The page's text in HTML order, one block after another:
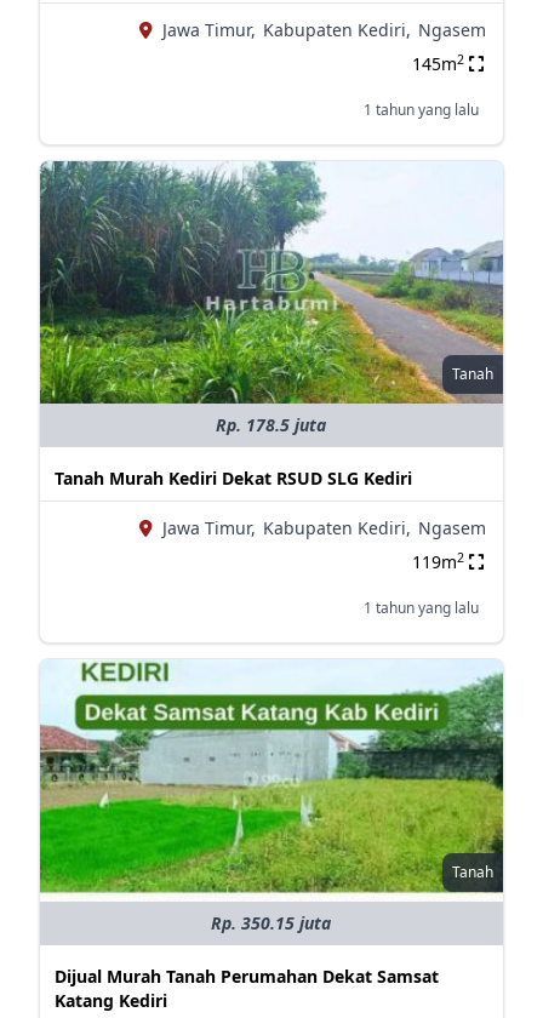
Jawa Timur, Kabupaten Kediri, Ngasem
145m2
1 tahun yang lalu
Tanah
Rp. 178.5 juta
Tanah Murah Kediri Dekat RSUD SLG Kediri
Jawa Timur, Kabupaten Kediri, Ngasem
119m2
1 tahun yang lalu
Tanah
Rp. 350.15 juta
Dijual Murah Tanah Perumahan Dekat Samsat
Katang Kediri